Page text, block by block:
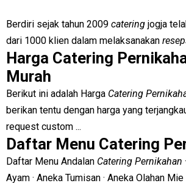
Berdiri sejak tahun 2009 catering jogja
dari 1000 klien dalam melaksanakan
Harga Catering
Murah
Berikut ini adalah Harga Catering
berikan tentu dengan harga yang
request custom ...
Daftar Menu Catering
Daftar Menu Andalan Catering Pernikahan
Ayam · Aneka Tumisan · Aneka Olahan